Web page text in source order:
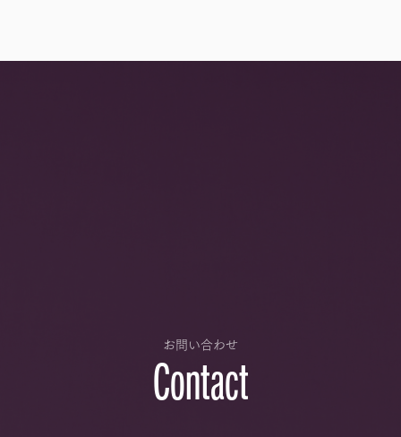
お問い合わせ
Contact